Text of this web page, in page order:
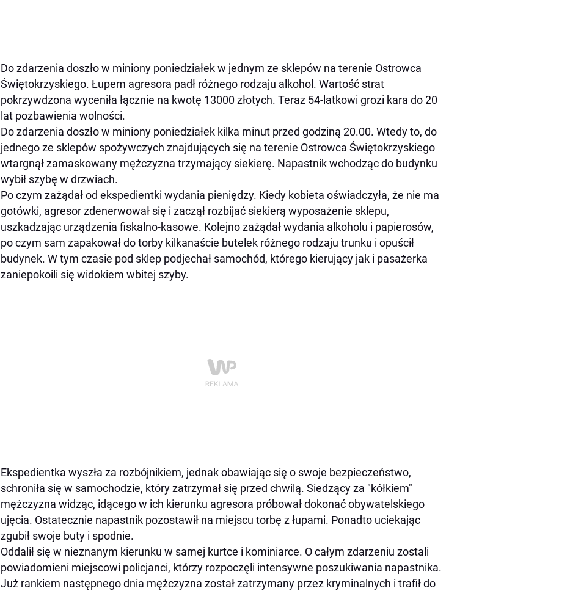
Do zdarzenia doszło w miniony poniedziałek w jednym ze sklepów na terenie Ostrowca
Świętokrzyskiego. Łupem agresora padł różnego rodzaju alkohol. Wartość strat
pokrzywdzona wyceniła łącznie na kwotę 13000 złotych. Teraz 54-latkowi grozi kara do 20
lat pozbawienia wolności.
Do zdarzenia doszło w miniony poniedziałek kilka minut przed godziną 20.00. Wtedy to, do
jednego ze sklepów spożywczych znajdujących się na terenie Ostrowca Świętokrzyskiego
wtargnął zamaskowany mężczyzna trzymający siekierę. Napastnik wchodząc do budynku
wybił szybę w drzwiach.
Po czym zażądał od ekspedientki wydania pieniędzy. Kiedy kobieta oświadczyła, że nie ma
gotówki, agresor zdenerwował się i zaczął rozbijać siekierą wyposażenie sklepu,
uszkadzając urządzenia fiskalno-kasowe. Kolejno zażądał wydania alkoholu i papierosów,
po czym sam zapakował do torby kilkanaście butelek różnego rodzaju trunku i opuścił
budynek. W tym czasie pod sklep podjechał samochód, którego kierujący jak i pasażerka
zaniepokoili się widokiem wbitej szyby.
Ekspedientka wyszła za rozbójnikiem, jednak obawiając się o swoje bezpieczeństwo,
schroniła się w samochodzie, który zatrzymał się przed chwilą. Siedzący za "kółkiem"
mężczyzna widząc, idącego w ich kierunku agresora próbował dokonać obywatelskiego
ujęcia. Ostatecznie napastnik pozostawił na miejscu torbę z łupami. Ponadto uciekając
zgubił swoje buty i spodnie.
Oddalił się w nieznanym kierunku w samej kurtce i kominiarce. O całym zdarzeniu zostali
powiadomieni miejscowi policjanci, którzy rozpoczęli intensywne poszukiwania napastnika.
Już rankiem następnego dnia mężczyzna został zatrzymany przez kryminalnych i trafił do